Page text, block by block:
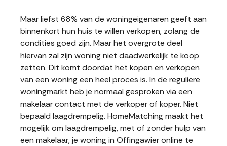
Maar liefst 68% van de woningeigenaren geeft aan
binnenkort hun huis te willen verkopen, zolang de
condities goed zijn. Maar het overgrote deel
hiervan zal zijn woning niet daadwerkelijk te koop
zetten. Dit komt doordat het kopen en verkopen
van een woning een heel proces is. In de reguliere
woningmarkt heb je normaal gesproken via een
makelaar contact met de verkoper of koper. Niet
bepaald laagdrempelig. HomeMatching maakt het
mogelijk om laagdrempelig, met of zonder hulp van
een makelaar, je woning in Offingawier online te